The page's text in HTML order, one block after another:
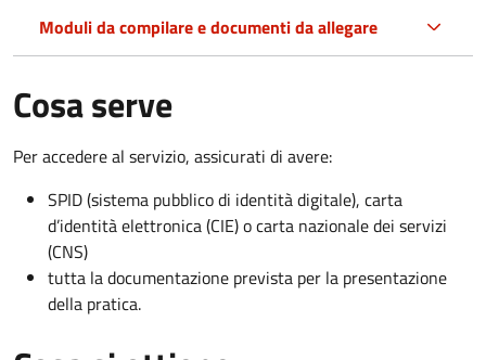
Moduli da compilare e documenti da allegare
Cosa serve
Per accedere al servizio, assicurati di avere:
SPID (sistema pubblico di identità digitale), carta
d’identità elettronica (CIE) o carta nazionale dei servizi
(CNS)
tutta la documentazione prevista per la presentazione
della pratica.